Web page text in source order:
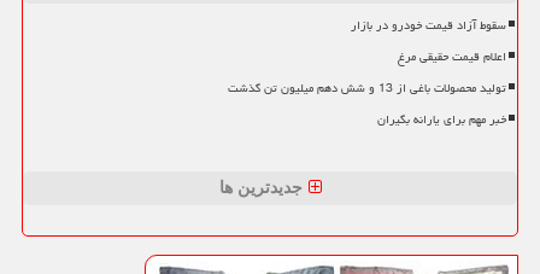
سقوط آزاد قیمت خودرو در بازار
اعلام قیمت حقیقی مرغ
تولید محصولات باغی از 13 و شش دهم میلیون تن گذشت
خبر مهم برای یارانه بگیران
جدیدترین ها